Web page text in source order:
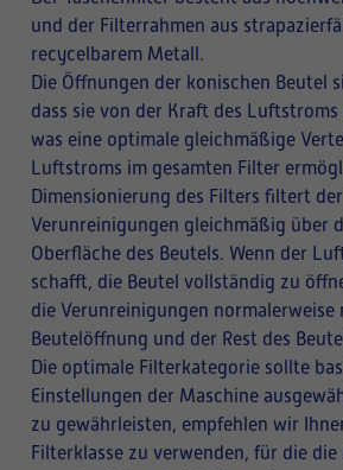
und der Filterrahmen aus
recycelbarem Metall.
Die Öffnungen der konischen Beutel
dass sie von der Kraft des
was eine optimale gleichmäßige
Luftstroms im gesamten Filter
Dimensionierung des Filters filtert
Verunreinigungen gleichmäßig über
Oberfläche des Beutels. Wenn der
schafft, die Beutel vollständig zu
die Verunreinigungen normalerweise
Beutelöffnung und der Rest des
Die optimale Filterkategorie sollte
Einstellungen der Maschine
zu gewährleisten, empfehlen wir
Filterklasse zu verwenden, für die die